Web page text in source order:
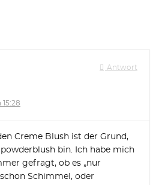
Antwort
15:28
Creme Blush ist der Grund,
bin. Ich habe mich
gefragt, ob es „nur
Schimmel, oder